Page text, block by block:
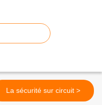
La sécurité sur circuit >